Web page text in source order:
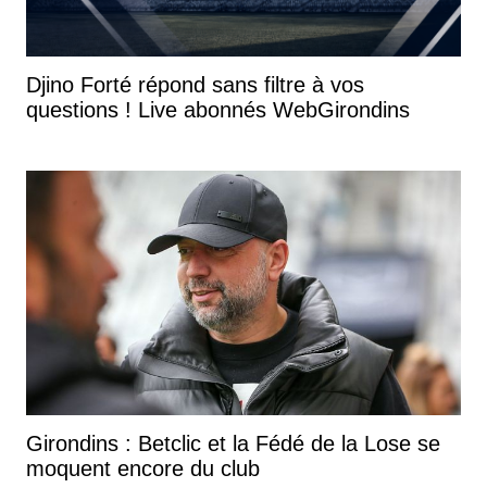
Djino Forté répond sans filtre à vos
questions ! Live abonnés WebGirondins
Girondins : Betclic et la Fédé de la Lose se
moquent encore du club